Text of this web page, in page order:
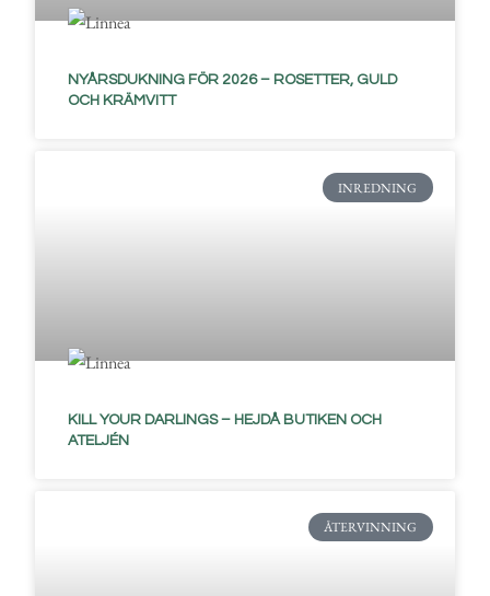
NYÅRSDUKNING FÖR 2026 – ROSETTER, GULD
OCH KRÄMVITT
INREDNING
KILL YOUR DARLINGS – HEJDÅ BUTIKEN OCH
ATELJÉN
ÅTERVINNING